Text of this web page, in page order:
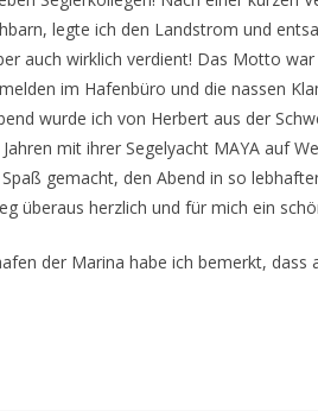
legte ich den Landstrom und
auch wirklich verdient! Das Motto
im Hafenbüro und die nassen
wurde ich von Herbert aus der
mit ihrer Segelyacht MAYA auf
gemacht, den Abend in so
überaus herzlich und für mich ein
der Marina habe ich bemerkt,